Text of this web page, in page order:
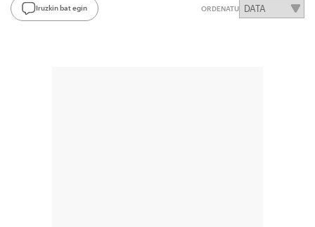
Iruzkin bat egin ORDENATU